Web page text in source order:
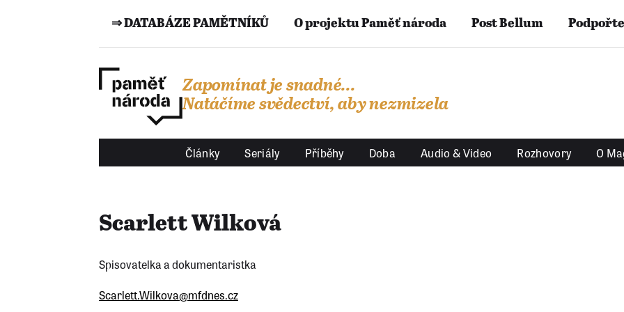
⇒ DATABÁZE PAMĚTNÍKŮ O projektu Paměť národa Post Bellum
Zapomínat je snadné...
Natáčíme svědectví, aby nezmizela
Články Seriály Příběhy Doba Audio & Video Rozhovory O
Scarlett Wilková
Spisovatelka a dokumentaristka
Scarlett.Wilkova@mfdnes.cz